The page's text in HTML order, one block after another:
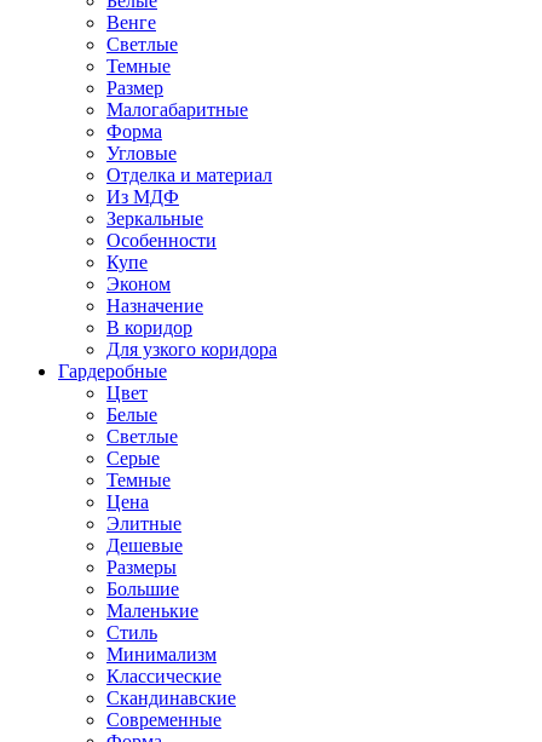
Венге
Светлые
Темные
Размер
Малогабаритные
Форма
Угловые
Отделка и материал
Из МДФ
Зеркальные
Особенности
Купе
Эконом
Назначение
В коридор
Для узкого коридора
Гардеробные
Цвет
Белые
Светлые
Серые
Темные
Цена
Элитные
Дешевые
Размеры
Большие
Маленькие
Стиль
Минимализм
Классические
Скандинавские
Современные